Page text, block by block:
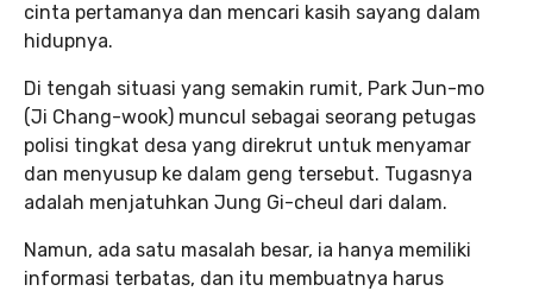
cinta pertamanya dan mencari kasih sayang dalam
hidupnya.
Di tengah situasi yang semakin rumit, Park Jun-mo
(Ji Chang-wook) muncul sebagai seorang petugas
polisi tingkat desa yang direkrut untuk menyamar
dan menyusup ke dalam geng tersebut. Tugasnya
adalah menjatuhkan Jung Gi-cheul dari dalam.
Namun, ada satu masalah besar, ia hanya memiliki
informasi terbatas, dan itu membuatnya harus